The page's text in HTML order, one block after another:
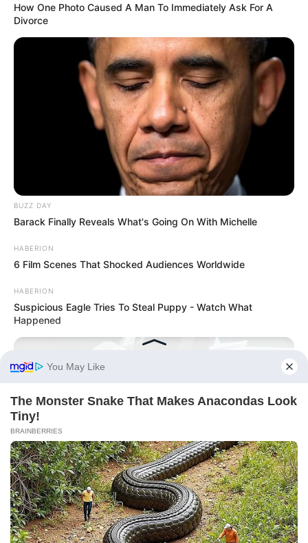
How One Photo Caused A Man To Immediately Ask For A
Divorce
BUZZ DAY
Barack Finally Reveals What's Going On With Michelle
HABERION
6 Film Scenes That Shocked Audiences Worldwide
HABERION
Suspicious Eagle Tries To Steal Puppy - Watch What
Happened
INSTANTHUB
Melania Trump Moments We Can't Believe Were Caught On
Camera